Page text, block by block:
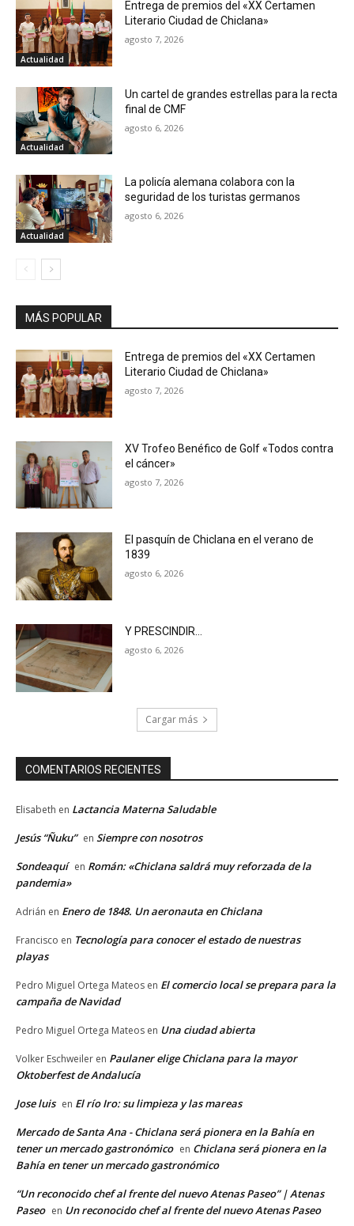
Actualidad
Entrega de premios del «XX Certamen
Literario Ciudad de Chiclana»
agosto 7, 2026
Actualidad
Un cartel de grandes estrellas para la recta
final de CMF
agosto 6, 2026
Actualidad
La policía alemana colabora con la
seguridad de los turistas germanos
agosto 6, 2026
MÁS POPULAR
Entrega de premios del «XX Certamen
Literario Ciudad de Chiclana»
agosto 7, 2026
XV Trofeo Benéfico de Golf «Todos contra
el cáncer»
agosto 7, 2026
El pasquín de Chiclana en el verano de
1839
agosto 6, 2026
Y PRESCINDIR…
agosto 6, 2026
Cargar más
COMENTARIOS RECIENTES
Elisabeth en Lactancia Materna Saludable
Jesús “Ñuku” en Siempre con nosotros
Sondeaquí en Román: «Chiclana saldrá muy reforzada de la
pandemia»
Adrián en Enero de 1848. Un aeronauta en Chiclana
Francisco en Tecnología para conocer el estado de nuestras
playas
Pedro Miguel Ortega Mateos en El comercio local se prepara para la
campaña de Navidad
Pedro Miguel Ortega Mateos en Una ciudad abierta
Volker Eschweiler en Paulaner elige Chiclana para la mayor
Oktoberfest de Andalucía
Jose luis en El río Iro: su limpieza y las mareas
Mercado de Santa Ana - Chiclana será pionera en la Bahía en
tener un mercado gastronómico en Chiclana será pionera en la
Bahía en tener un mercado gastronómico
“Un reconocido chef al frente del nuevo Atenas Paseo” | Atenas
Paseo en Un reconocido chef al frente del nuevo Atenas Paseo